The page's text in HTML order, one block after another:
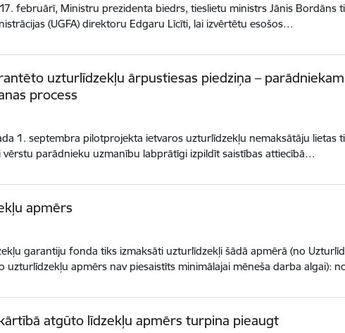
februārī, Ministru prezidenta biedrs, tieslietu ministrs Jānis Bordāns
(UGFA) direktoru Edgaru Līcīti, lai izvērtētu esošos…
uzturlīdzekļu ārpustiesas piedziņa –
process
1. septembra pilotprojekta ietvaros uzturlīdzekļu nemaksātāju lietas
vērstu parādnieku uzmanību labprātīgi izpildīt saistības attiecībā…
apmērs
garantiju fonda tiks izmaksāti uzturlīdzekļi šādā apmērā (no
uzturlīdzekļu apmērs nav piesaistīts minimālajai mēneša darba algai):
atgūto līdzekļu apmērs turpina pieaugt